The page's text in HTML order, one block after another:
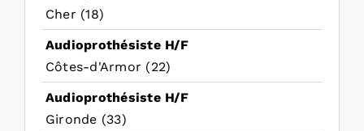
Cher (18)
Audioprothésiste H/F
Côtes-d'Armor (22)
Audioprothésiste H/F
Gironde (33)